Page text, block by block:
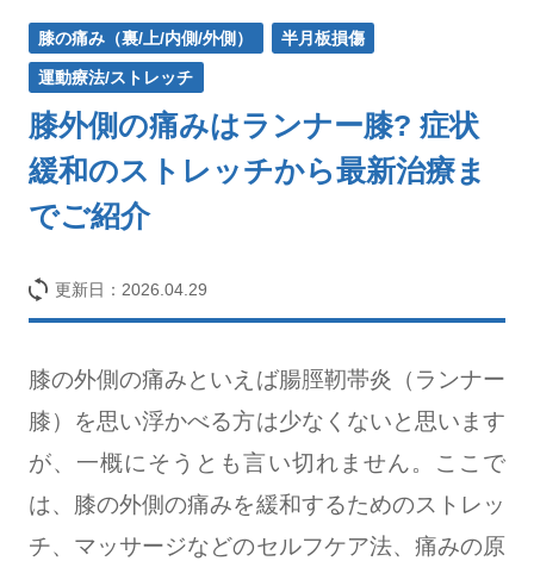
膝の痛み（裏/上/内側/外側） 半月板損傷
運動療法/ストレッチ
膝外側の痛みはランナー膝? 症状
緩和のストレッチから最新治療ま
でご紹介
更新日： 2026.04.29
膝の外側の痛みといえば腸脛靭帯炎（ランナー
膝）を思い浮かべる方は少なくないと思います
が、一概にそうとも言い切れません。ここで
は、膝の外側の痛みを緩和するためのストレッ
チ、マッサージなどのセルフケア法、痛みの原